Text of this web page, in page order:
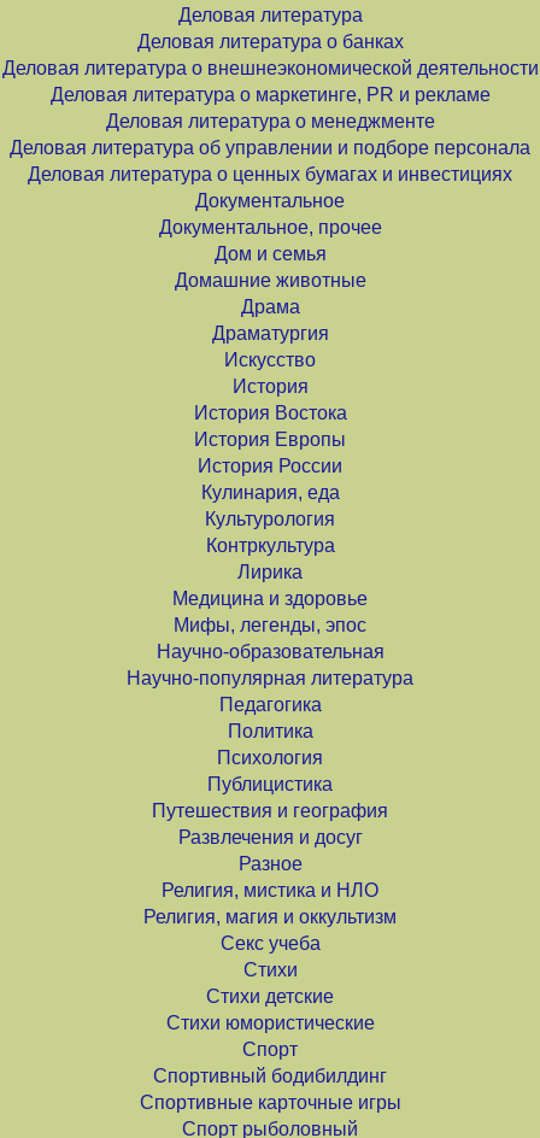
Деловая литература
Деловая литература о банках
Деловая литература о внешнеэкономической деятельности
Деловая литература о маркетинге, PR и рекламе
Деловая литература о менеджменте
Деловая литература об управлении и подборе персонала
Деловая литература о ценных бумагах и инвестициях
Документальное
Документальное, прочее
Дом и семья
Домашние животные
Драма
Драматургия
Искусство
История
История Востока
История Европы
История России
Кулинария, еда
Культурология
Контркультура
Лирика
Медицина и здоровье
Мифы, легенды, эпос
Научно-образовательная
Научно-популярная литература
Педагогика
Политика
Психология
Публицистика
Путешествия и география
Развлечения и досуг
Разное
Религия, мистика и НЛО
Религия, магия и оккультизм
Секс учеба
Стихи
Стихи детские
Стихи юмористические
Спорт
Спортивный бодибилдинг
Спортивные карточные игры
Спорт рыболовный